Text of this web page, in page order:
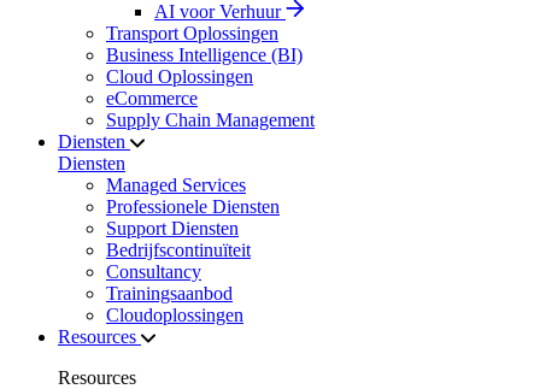
AI voor Verhuur
Transport Oplossingen
Business Intelligence (BI)
Cloud Oplossingen
eCommerce
Supply Chain Management
Diensten
Diensten
Managed Services
Professionele Diensten
Support Diensten
Bedrijfscontinuïteit
Consultancy
Trainingsaanbod
Cloudoplossingen
Resources
Resources